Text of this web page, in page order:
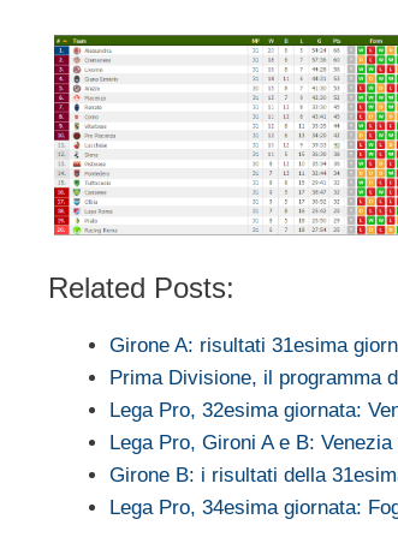
Related Posts:
Girone A: risultati 31esima
Prima Divisione, il programma
Lega Pro, 32esima giornata:
Lega Pro, Gironi A e B:
Girone B: i risultati della
Lega Pro, 34esima giornata: